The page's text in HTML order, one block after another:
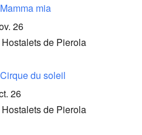
mia
26
de Pierola
du soleil
26
de Pierola